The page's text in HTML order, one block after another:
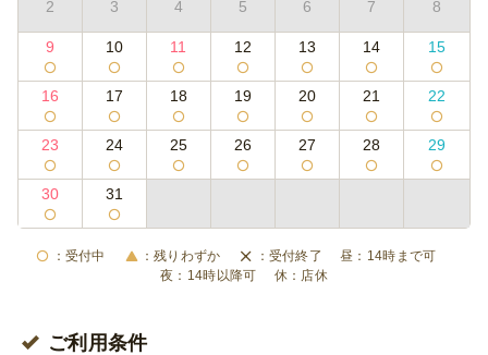
2 3 4 5 6 7 8
9 10 11 12 13 14 15
16 17 18 19 20 21 22
23 24 25 26 27 28 29
30 31
受付中 残りわずか 受付終了
14時まで可
14時以降可
店休
ご利用条件